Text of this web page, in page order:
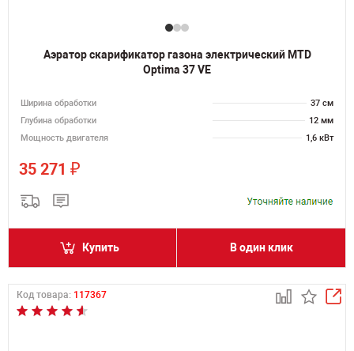
Аэратор скарификатор газона электрический MTD
Optima 37 VE
Ширина обработки
37 см
Глубина обработки
12 мм
Мощность двигателя
1,6 кВт
35 271 ₽
Купить В один клик
Код товара: 117367